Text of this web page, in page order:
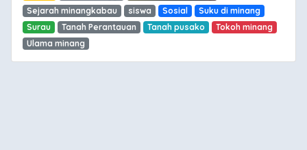
Sejarah minangkabau
siswa Sosial
Suku di minang
Surau
Tanah Perantauan Tanah pusako
Tokoh minang
Ulama minang